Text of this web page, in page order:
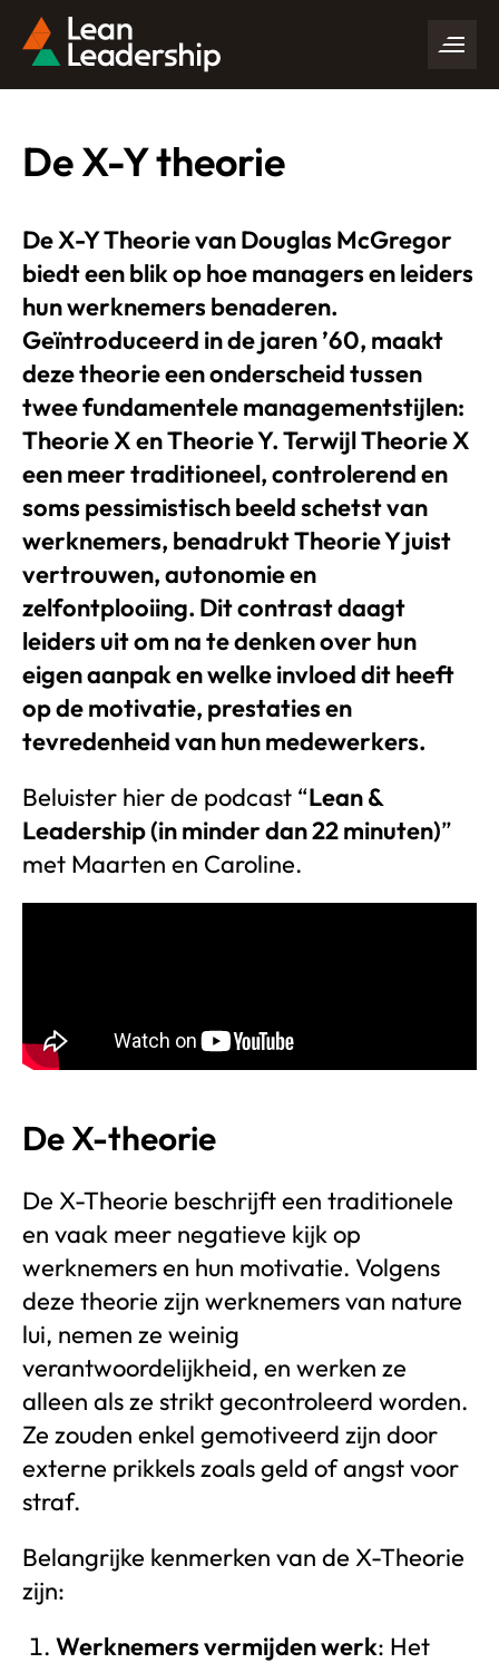
De X-Y theorie
De X-Y Theorie van Douglas McGregor
biedt een blik op hoe managers en leiders
hun werknemers benaderen.
Geïntroduceerd in de jaren ’60, maakt
deze theorie een onderscheid tussen
twee fundamentele managementstijlen:
Theorie X en Theorie Y. Terwijl Theorie X
een meer traditioneel, controlerend en
soms pessimistisch beeld schetst van
werknemers, benadrukt Theorie Y juist
vertrouwen, autonomie en
zelfontplooiing. Dit contrast daagt
leiders uit om na te denken over hun
eigen aanpak en welke invloed dit heeft
op de motivatie, prestaties en
tevredenheid van hun medewerkers.
Beluister hier de podcast “Lean &
Leadership (in minder dan 22 minuten)”
met Maarten en Caroline.
De X-theorie
De X-Theorie beschrijft een traditionele
en vaak meer negatieve kijk op
werknemers en hun motivatie. Volgens
deze theorie zijn werknemers van nature
lui, nemen ze weinig
verantwoordelijkheid, en werken ze
alleen als ze strikt gecontroleerd worden.
Ze zouden enkel gemotiveerd zijn door
externe prikkels zoals geld of angst voor
straf.
Belangrijke kenmerken van de X-Theorie
zijn:
Werknemers vermijden werk: Het